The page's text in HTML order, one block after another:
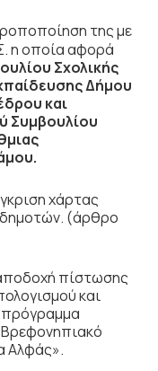
της με
η οποία αφορά
Σχολικής
Δήμου
και
Συμβουλίου
χάρτας
(άρθρο
πίστωσης
και
πρόγραμμα
Αλφάς».